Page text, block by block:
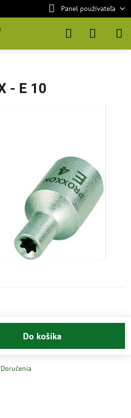
Panel používateľa
- E 10
Do košíka
Doručenia